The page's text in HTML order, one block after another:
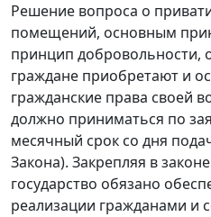
Решение вопроса о
помещений, основным
принцип добровольности,
граждане приобретают и
гражданские права своей
должно приниматься по
месячный срок со дня
Закона). Закрепляя в
государство обязано
реализации гражданами и